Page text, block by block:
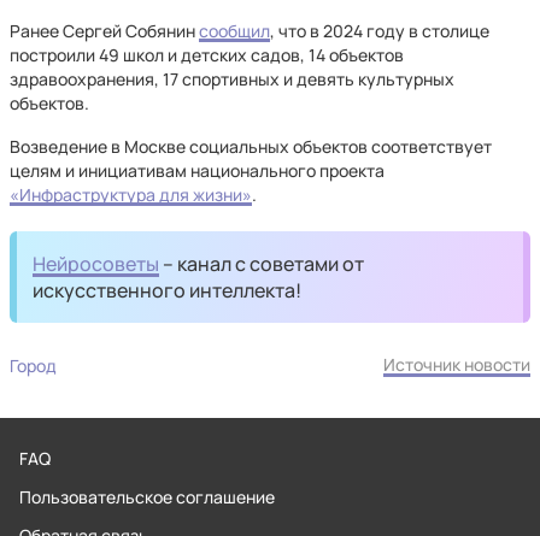
Ранее Сергей Собянинсообщил, что в 2024 году в столице
построили 49 школ и детских садов, 14 объектов
здравоохранения, 17 спортивных и девять культурных
объектов.
Возведение в Москве социальных объектов соответствует
целям и инициативам национального проекта
«Инфраструктура для жизни».
Нейросоветы – канал с советами от
искусственного интеллекта!
Город Источник новости
FAQ
Пользовательское соглашение